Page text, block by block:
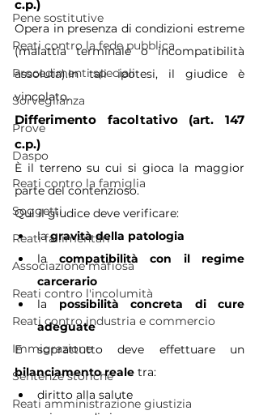
Pene sostitutive
Reati contro la fede pubblica
Procedimenti speciali
Sorveglianza
Prove
Daspo
Reati contro la famiglia
Soggetti
Reati fallimentari
Associazione mafiosa
Reati contro l'incolumità
Reati contro industria e commercio
Immigrazione
Sentenze storiche
Reati amministrazione giustizia
c.p.)
Opera in presenza di condizioni estreme
(malattia terminale o incompatibilità
assoluta).In tali ipotesi, il giudice è
vincolato.
Differimento facoltativo (art. 147
c.p.)
È il terreno su cui si gioca la maggior
parte del contenzioso.
Qui il giudice deve verificare:
la gravità della patologia
la compatibilità con il regime
carcerario
la possibilità concreta di cure
adeguate
bilanciamento reale tra:
diritto alla salute